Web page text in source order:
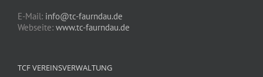
E-Mail: info@tc-faurndau.de
Webseite: www.tc-faurndau.de
TCF VEREINSVERWALTUNG